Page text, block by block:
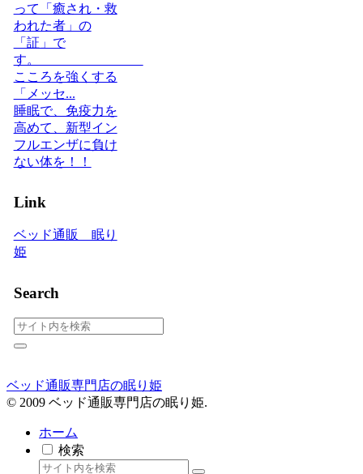
って「癒され・救
われた者」の
「証」で
す。
こころを強くする
「メッセ...
睡眠で、免疫力を
高めて、新型イン
フルエンザに負け
ない体を！！
Link
ベッド通販 眠り
姫
Search
ベッド通販専門店の眠り姫
© 2009 ベッド通販専門店の眠り姫.
ホーム
検索